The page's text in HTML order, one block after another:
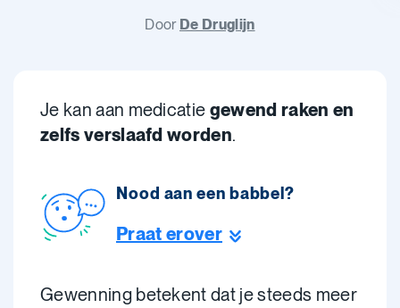
Door De Druglijn
Je kan aan medicatie gewend raken en
zelfs verslaafd worden.
Nood aan een babbel?
Praat erover
Gewenning betekent dat je steeds meer